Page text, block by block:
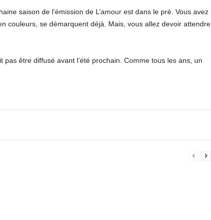
saison de l’émission de L’amour est dans le pré. Vous avez
couleurs, se démarquent déjà. Mais, vous allez devoir attendre
être diffusé avant l’été prochain. Comme tous les ans, un